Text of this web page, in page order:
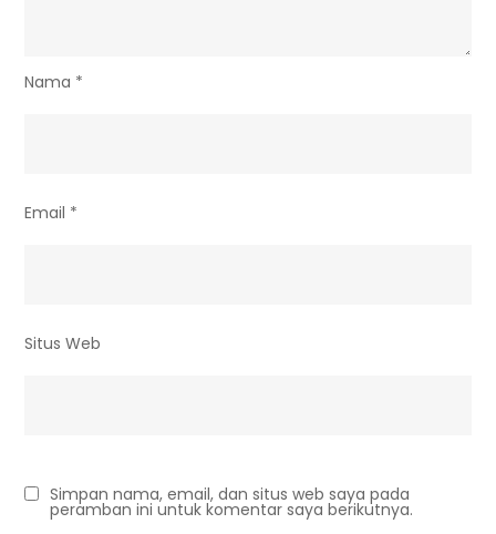
Nama *
Email *
Situs Web
Simpan nama, email, dan situs web saya pada
peramban ini untuk komentar saya berikutnya.